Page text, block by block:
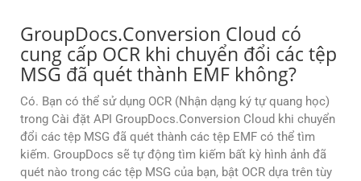
GroupDocs.Conversion Cloud có
cung cấp OCR khi chuyển đổi các tệp
MSG đã quét thành EMF không?
Có. Bạn có thể sử dụng OCR (Nhận dạng ký tự quang học)
trong Cài đặt API GroupDocs.Conversion Cloud khi chuyển
đổi các tệp MSG đã quét thành các tệp EMF có thể tìm
kiếm. GroupDocs sẽ tự động tìm kiếm bất kỳ hình ảnh đã
quét nào trong các tệp MSG của bạn, bật OCR dựa trên tùy